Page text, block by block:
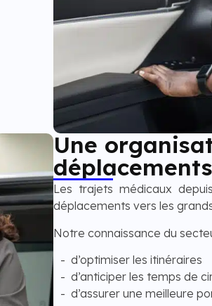
Une
Les trajets médicaux
déplacements vers les
Notre connaissance du
d’optimiser les itinéraires
d’anticiper les temps de
d’assurer une meilleure